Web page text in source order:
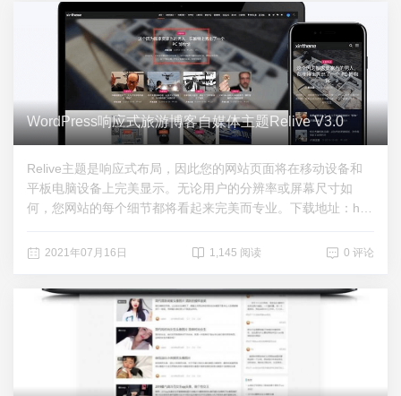
WordPress响应式旅游博客自媒体主题Relive V3.0
Relive主题是响应式布局，因此您的网站页面将在移动设备和
平板电脑设备上完美显示。无论用户的分辨率或屏幕尺寸如
何，您网站的每个细节都将看起来完美而专业。下载地址：http
2021年07月16日 1,145 阅读 0 评论